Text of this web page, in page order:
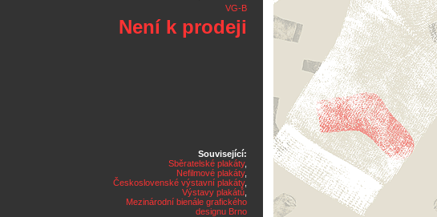
VG-B
Není k prodeji
Související:
Sběratelské plakáty,
Nefilmové plakáty,
Československé výstavní plakáty,
Výstavy plakátů
Mezinárodní bienále grafického
designu Brno